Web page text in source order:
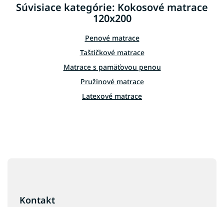
a
c
e
p
r
v
k
y
v
Súvisiace kategórie: Kokosové matrace
120x200
Penové matrace
Taštičkové matrace
Matrace s pamäťovou penou
Pružinové matrace
Latexové matrace
Kontakt